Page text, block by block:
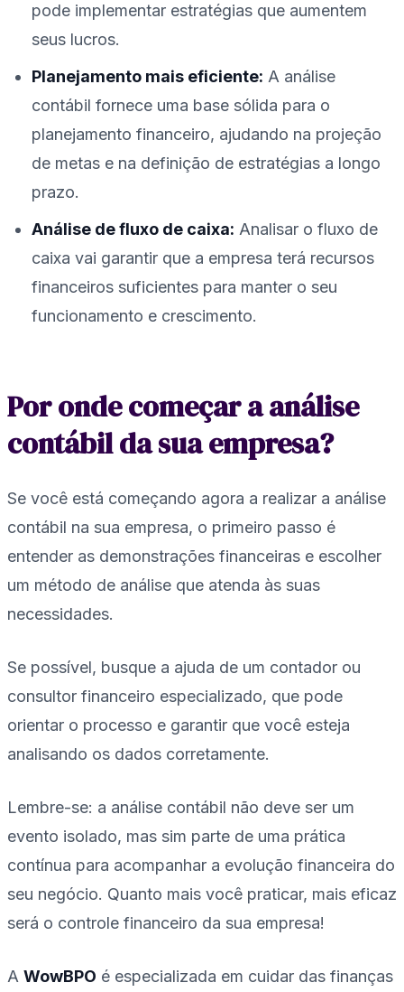
pode implementar estratégias que aumentem
seus lucros.
Planejamento mais eficiente: A análise
contábil fornece uma base sólida para o
planejamento financeiro, ajudando na projeção
de metas e na definição de estratégias a longo
prazo.
Análise de fluxo de caixa: Analisar o fluxo de
caixa vai garantir que a empresa terá recursos
financeiros suficientes para manter o seu
funcionamento e crescimento.
Por onde começar a análise
contábil da sua empresa?
Se você está começando agora a realizar a análise
contábil na sua empresa, o primeiro passo é
entender as demonstrações financeiras e escolher
um método de análise que atenda às suas
necessidades.
Se possível, busque a ajuda de um contador ou
consultor financeiro especializado, que pode
orientar o processo e garantir que você esteja
analisando os dados corretamente.
Lembre-se: a análise contábil não deve ser um
evento isolado, mas sim parte de uma prática
contínua para acompanhar a evolução financeira do
seu negócio. Quanto mais você praticar, mais eficaz
será o controle financeiro da sua empresa!
A WowBPO é especializada em cuidar das finanças